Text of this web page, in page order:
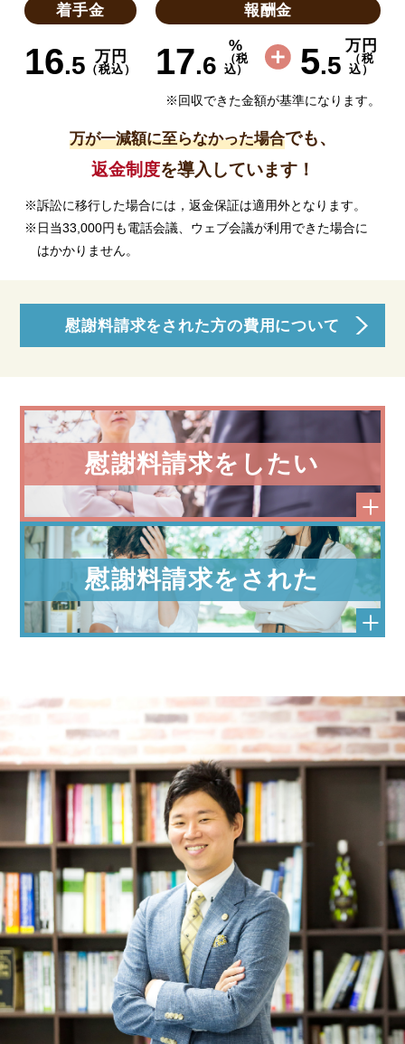
着手金
16.5 万円
（税込）
報酬金
17.6
%
（税
込）
5.5
万円
（税
込）
※回収できた金額が基準になります。
万が一減額に至らなかった場合でも、
返金制度を導入しています！
※訴訟に移行した場合には，返金保証は適用外となります。
※日当33,000円も電話会議、ウェブ会議が利用できた場合に
はかかりません。
慰謝料請求をされた方の費用について
慰謝料請求をしたい
慰謝料請求をされた